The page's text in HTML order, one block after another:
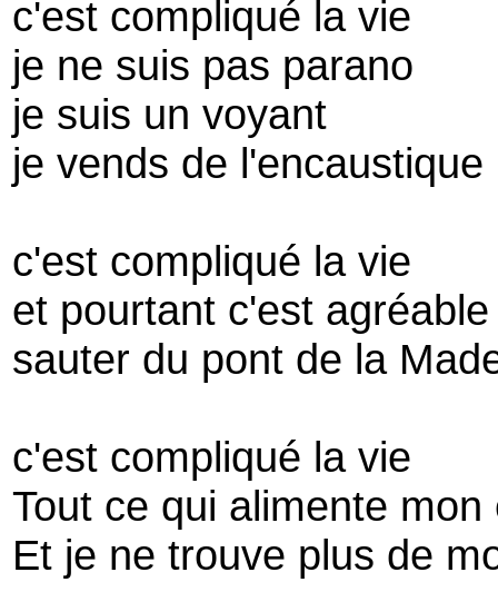
c'est compliqué la vie
je ne suis pas parano
je suis un voyant
je vends de
c'est compliqué la vie
et pourtant c'est
sauter du pont de la
c'est compliqué la vie
Tout ce qui alimente
Et je ne trouve plus de